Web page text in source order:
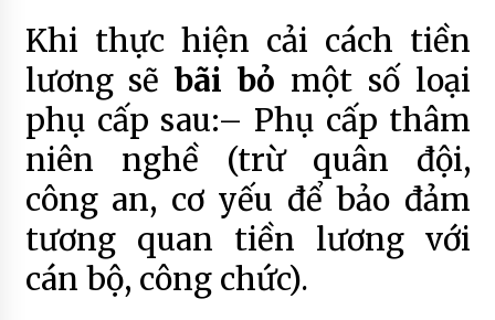
Khi thực hiện cải cách tiền
lương sẽbãi bỏ một số loại
phụ cấp sau:– Phụ cấp thâm
niên nghề (trừ quân đội,
công an, cơ yếu để bảo đảm
tương quan tiền lương với
cán bộ, công chức).